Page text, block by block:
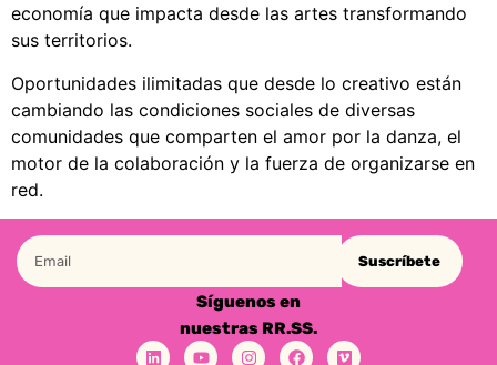
economía que impacta desde las artes transformando
sus territorios.
Oportunidades ilimitadas que desde lo creativo están
cambiando las condiciones sociales de diversas
comunidades que comparten el amor por la danza, el
motor de la colaboración y la fuerza de organizarse en
red.
Suscríbete
Síguenos en
nuestras RR.SS.